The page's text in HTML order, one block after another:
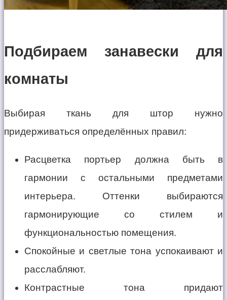
Подбираем занавески для
комнаты
Выбирая ткань для штор нужно
придерживаться определённых правил:
Расцветка портьер должна быть в
гармонии с остальными предметами
интерьера. Оттенки выбираются
гармонирующие со стилем и
функциональностью помещения.
Спокойные и светлые тона успокаивают и
расслабляют.
Контрастные тона придают